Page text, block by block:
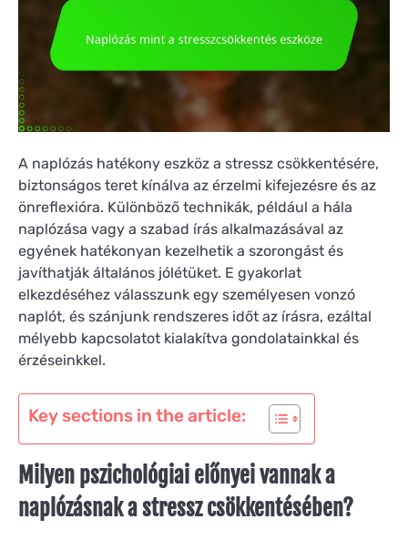
A naplózás hatékony eszköz a stressz csökkentésére,
biztonságos teret kínálva az érzelmi kifejezésre és az
önreflexióra. Különböző technikák, például a hála
naplózása vagy a szabad írás alkalmazásával az
egyének hatékonyan kezelhetik a szorongást és
javíthatják általános jólétüket. E gyakorlat
elkezdéséhez válasszunk egy személyesen vonzó
naplót, és szánjunk rendszeres időt az írásra, ezáltal
mélyebb kapcsolatot kialakítva gondolatainkkal és
érzéseinkkel.
Key sections in the article:
Milyen pszichológiai előnyei vannak a
naplózásnak a stressz csökkentésében?